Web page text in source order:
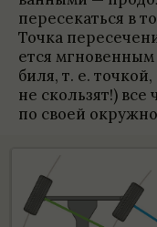
пере­се­каться в
Точка
ется
биля, т. е.
не сколь­зят!)
по своей